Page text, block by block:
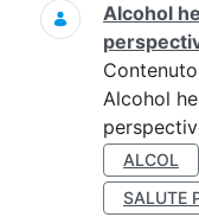
Alcohol
Alcohol
ALCOL
SALUTE